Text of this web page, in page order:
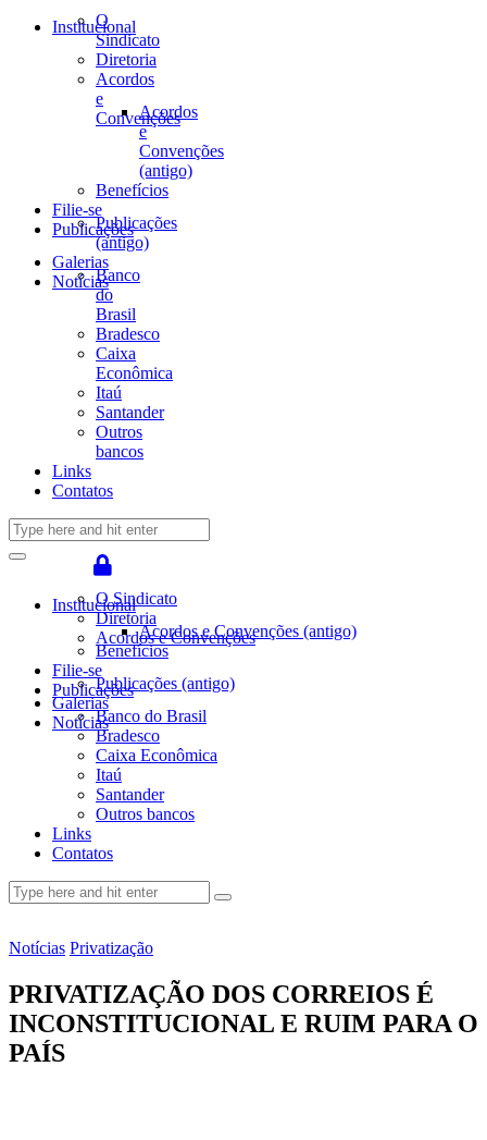
Institucional
O
Sindicato
Diretoria
Acordos
e
Convenções
Acordos
e
Convenções
(antigo)
Benefícios
Filie-se
PublicaçõesPublicações
(antigo)
Galerias
NotíciasBanco
do
Brasil
Bradesco
Caixa
Econômica
Itaú
Santander
Outros
bancos
Links
Contatos
InstitucionalO Sindicato
Diretoria
Acordos e Convenções
Acordos e Convenções (antigo)
Benefícios
Filie-se
PublicaçõesPublicações (antigo)
Galerias
NotíciasBanco do Brasil
Bradesco
Caixa Econômica
Itaú
Santander
Outros bancos
Links
Contatos
Notícias Privatização
PRIVATIZAÇÃO DOS CORREIOS É
INCONSTITUCIONAL E RUIM PARA O
PAÍS